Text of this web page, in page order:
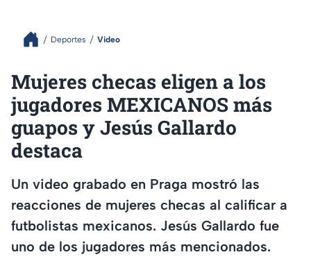
Deportes Video
Mujeres checas eligen a los
jugadores MEXICANOS más
guapos y Jesús Gallardo
destaca
Un video grabado en Praga mostró las
reacciones de mujeres checas al calificar a
futbolistas mexicanos. Jesús Gallardo fue
uno de los jugadores más mencionados.